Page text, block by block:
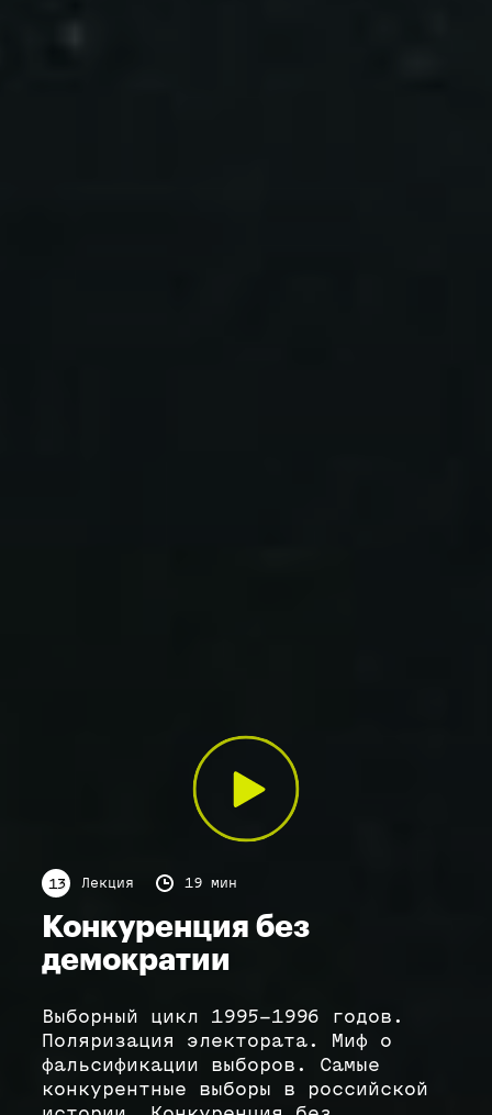
13 Лекция 19 мин
Конкуренция без
демократии
Выборный цикл 1995–1996 годов.
Поляризация электората. Миф о
фальсификации выборов. Самые
конкурентные выборы в российской